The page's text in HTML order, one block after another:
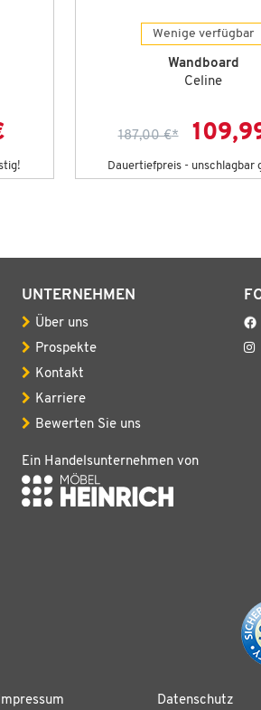
Wenige verfügbar
Wandboard
Celine
187,00 €*
Dauertiefpreis - unschlagbar
UNTERNEHMEN
Über uns
Prospekte
Kontakt
Karriere
Bewerten Sie uns
Ein Handelsunternehmen von
Datenschutz